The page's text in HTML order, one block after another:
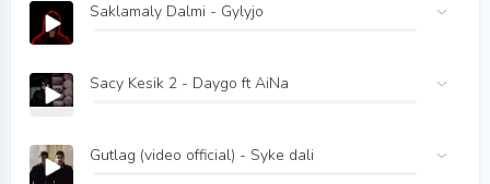
Saklamaly Dalmi - Gylyjo
Sacy Kesik 2 - Daygo ft AiNa
Gutlag (video official) - Syke dali